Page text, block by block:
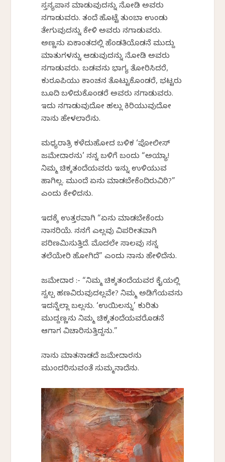
ಸ್ತನ್ಯಪಾನ ಮಾಡುವುದನ್ನು ನೋಡಿ ಅವರು
ನಗಾಡುವರು. ತಂದೆ ಹೊಟ್ಟೆ ತುಂಬಾ ಉಂಡು
ತೇಗುವುದನ್ನು ಕೇಳಿ ಅವರು ನಗಾಡುವರು.
ಅಣ್ಣನು ಏಕಾಂತದಲ್ಲಿ ಹೆಂಡತಿಯೊಡನೆ ಮುದ್ದು
ಮಾತುಗಳನ್ನು ಆಡುವುದನ್ನು ನೋಡಿ ಅವರು
ನಗಾಡುವರು. ಬಡವನು ಭಾಗ್ಯ ತೋರಿಸಿದರೆ,
ಕುರೂಪಿಯು ಕಾಂಚನ ತೊಟ್ಟುಕೊಂಡರೆ, ಭಟ್ಟರು
ಬೂದಿ ಬಳಿದುಕೊಂಡರೆ ಅವರು ನಗಾಡುವರು.
ಇದು ನಗಾಡುವುದೋ ಹಲ್ಲು ಕಿರಿಯುವುದೋ
ನಾನು ಹೇಳಲಾರೆನು.
ಮಧ್ಯರಾತ್ರಿ ಕಳೆದುಹೋದ ಬಳಿಕ ‘ಪೋಲೀಸ್
ಜಮೇದಾರನು’ ನನ್ನ ಬಳಿಗೆ ಬಂದು “ಅಯ್ಯಾ!
ನಿಮ್ಮ ಚಿಕ್ಕತಂದೆಯವರು ಇನ್ನು ಉಳಿಯುವ
ಹಾಗಿಲ್ಲ. ಮುಂದೆ ಏನು ಮಾಡಬೇಕೆಂದಿರುವಿರಿ?”
ಎಂದು ಕೇಳಿದನು.
ಇದಕ್ಕೆ ಉತ್ತರವಾಗಿ “ಏನು ಮಾಡಬೇಕೆಂದು
ನಾನರಿಯೆ. ನನಗೆ ಎಲ್ಲವು ವಿಪರೀತವಾಗಿ
ಪರಿಣಮಿಸುತ್ತಿದೆ. ಮೊದಲೇ ಸಾಲವು ನನ್ನ
ತಲೆಯೇರಿ ಹೋಗಿದೆ” ಎಂದು ನಾನು ಹೇಳಿದೆನು.
ಜಮೇದಾರ :- “ನಿಮ್ಮ ಚಿಕ್ಕತಂದೆಯವರ ಕೈಯಲ್ಲಿ
ಸ್ವಲ್ಪ ಹಣವಿರುವುದಲ್ಲವೇ? ನಿಮ್ಮ ಅಡಿಗೆಯವನು
ಇದನ್ನೆಲ್ಲಾ ಬಲ್ಲನು. ‘ಉಯಿಲನ್ನು’ ಕುರಿತು
ಮುದ್ದಣ್ಣನು ನಿಮ್ಮ ಚಿಕ್ಕತಂದೆಯವರೊಡನೆ
ಆಗಾಗ ವಿಚಾರಿಸುತ್ತಿದ್ದನು.”
ನಾನು ಮಾತನಾಡದೆ ಜಮೇದಾರನು
ಮುಂದರಿಸುವಂತೆ ಸುಮ್ಮನಾದೆನು.